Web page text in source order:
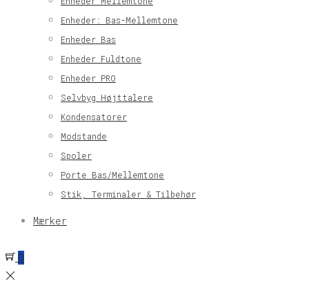
Enheder: Bas-Mellemtone
Enheder Bas
Enheder Fuldtone
Enheder PRO
Selvbyg Højttalere
Kondensatorer
Modstande
Spoler
Porte Bas/Mellemtone
Stik, Terminaler & Tilbehør
Mærker
0